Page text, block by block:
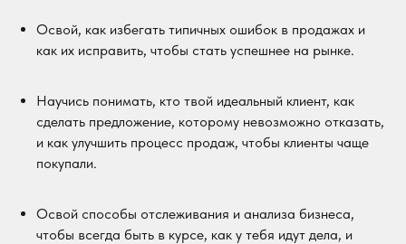
Освой, как избегать типичных ошибок в продажах и
как их исправить, чтобы стать успешнее на рынке.
Научись понимать, кто твой идеальный клиент, как
сделать предложение, которому невозможно отказать,
и как улучшить процесс продаж, чтобы клиенты чаще
покупали.
Освой способы отслеживания и анализа бизнеса,
чтобы всегда быть в курсе, как у тебя идут дела, и